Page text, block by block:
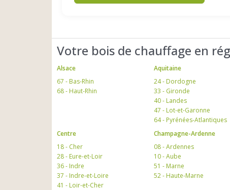
Votre bois de chauffage en
Alsace
67 - Bas-Rhin
68 - Haut-Rhin
Aquitaine
24 - Dordogne
33 - Gironde
40 - Landes
47 - Lot-et-Garonne
64 - Pyrénées-Atlantiques
Centre
18 - Cher
28 - Eure-et-Loir
36 - Indre
37 - Indre-et-Loire
41 - Loir-et-Cher
Champagne-Ardenne
08 - Ardennes
10 - Aube
51 - Marne
52 - Haute-Marne